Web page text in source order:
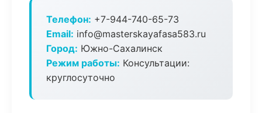
Телефон: +7-944-740-65-73
Email: info@masterskayafasa583.ru
Город: Южно-Сахалинск
Режим работы: Консультации:
круглосуточно